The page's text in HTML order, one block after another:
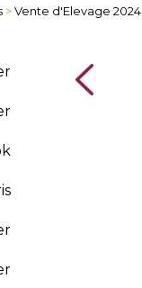
>Vente d'Elevage 2024